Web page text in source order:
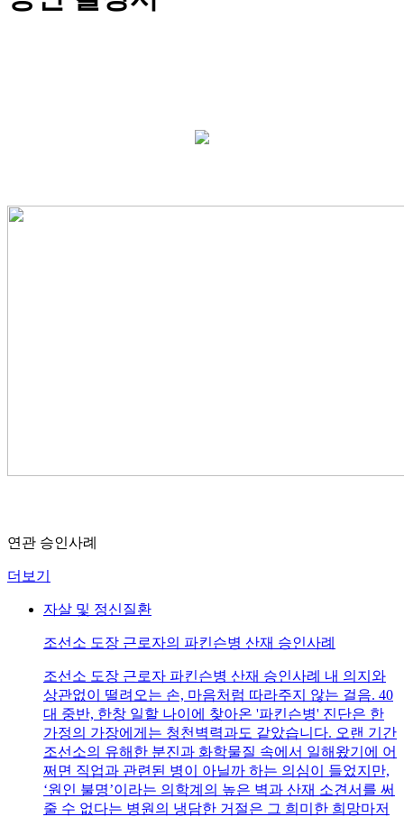
연관 승인사례
더보기
자살 및 정신질환
조선소 도장 근로자의 파킨슨병 산재 승인사례
조선소 도장 근로자 파킨슨병 산재 승인사례 내 의지와
상관없이 떨려오는 손, 마음처럼 따라주지 않는 걸음. 40
대 중반, 한창 일할 나이에 찾아온 '파킨슨병' 진단은 한
가정의 가장에게는 청천벽력과도 같았습니다. 오랜 기간
조선소의 유해한 분진과 화학물질 속에서 일해왔기에 어
쩌면 직업과 관련된 병이 아닐까 하는 의심이 들었지만,
‘원인 불명’이라는 의학계의 높은 벽과 산재 소견서를 써
줄 수 없다는 병원의 냉담한 거절은 그 희미한 희망마저